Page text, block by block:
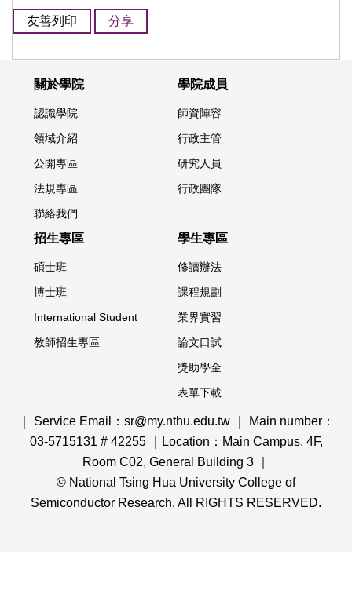
友善列印 分享
關於學院
認識學院
領域介紹
公開專區
法規專區
聯絡我們
學院成員
師資陣容
行政主管
研究人員
行政團隊
招生專區
碩士班
博士班
International Student
教師招生專區
學生專區
修讀辦法
課程規劃
業界實習
論文口試
獎助學金
表單下載
｜ Service Email：sr@my.nthu.edu.tw ｜ Main number：
03-5715131 # 42255 ｜Location：Main Campus, 4F,
Room C02, General Building 3 ｜
© National Tsing Hua University College of
Semiconductor Research. All RIGHTS RESERVED.